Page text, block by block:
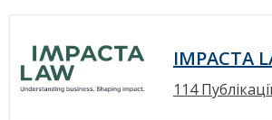
IMPACTA
114 Публікації